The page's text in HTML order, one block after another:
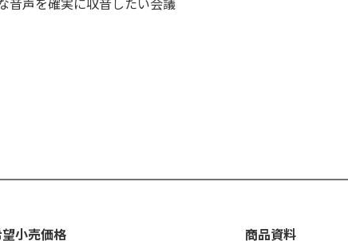
小売価格 商品資料